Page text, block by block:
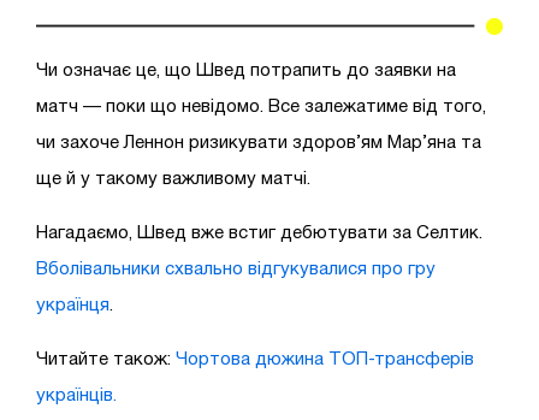
Чи означає це, що Швед потрапить до заявки на
матч — поки що невідомо. Все залежатиме від того,
чи захоче Леннон ризикувати здоров’ям Мар’яна та
ще й у такому важливому матчі.
Нагадаємо, Швед вже встиг дебютувати за Селтик.
Вболівальники схвально відгукувалися про гру
українця
Читайте також: Чортова дюжина ТОП-трансферів
українців.